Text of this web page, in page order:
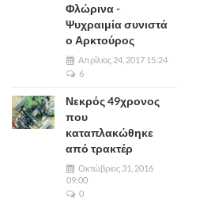
Φλώρινα -
Ψυχραιμία συνιστά
ο Αρκτούρος
Απρίλιος 24, 2017 15:24
6
Νεκρός 49χρονος
που
καταπλακώθηκε
από τρακτέρ
Οκτώβριος 31, 2016
09:00
0